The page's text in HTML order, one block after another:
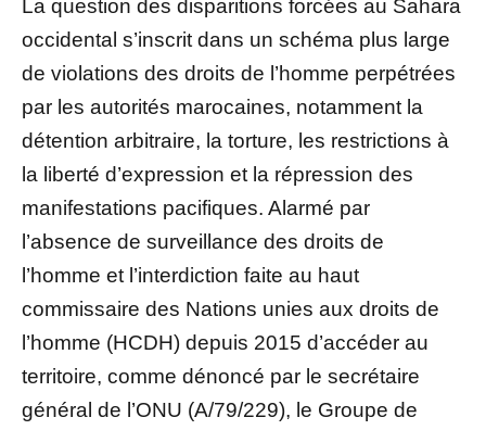
La question des disparitions forcées au Sahara
occidental s’inscrit dans un schéma plus large
de violations des droits de l’homme perpétrées
par les autorités marocaines, notamment la
détention arbitraire, la torture, les restrictions à
la liberté d’expression et la répression des
manifestations pacifiques. Alarmé par
l’absence de surveillance des droits de
l’homme et l’interdiction faite au haut
commissaire des Nations unies aux droits de
l’homme (HCDH) depuis 2015 d’accéder au
territoire, comme dénoncé par le secrétaire
général de l’ONU (A/79/229), le Groupe de